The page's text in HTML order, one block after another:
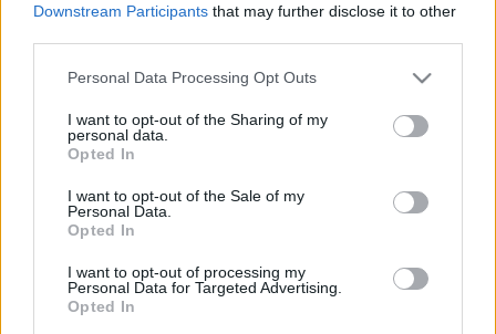
Downstream Participants that may further disclose it to other
Please note that this website/app uses one or more Google
not limited to your visit or usage behaviour. You may click to
grant or deny consent to Google and its third-party tags to
use your data for below specified purposes in below Google
consent section.
Personal Data Processing Opt Outs
I want to opt-out of the Sharing of my
personal data.
Opted In
I want to opt-out of the Sale of my
Personal Data.
Opted In
I want to opt-out of processing my
Personal Data for Targeted Advertising.
Opted In
„Kopasz emberek telefonálnak a pénz miatt, fiatal
lények mozognak rajtad a pénz miatt” – dúdolgatom
magamban ennek a dalnak a szövegét, mióta
olvastam a híreket Ven Csia-pao kínai miniszterelnök
magyarországi látogatásáról. Új idők, új
gyarmatosítók, új…
I. Adófizetők Napja
2011. június 22.
Meglepő eseményre kaptunk meghívót hétfőre,
melyben az állt, hogy június 20-a ezentúl az